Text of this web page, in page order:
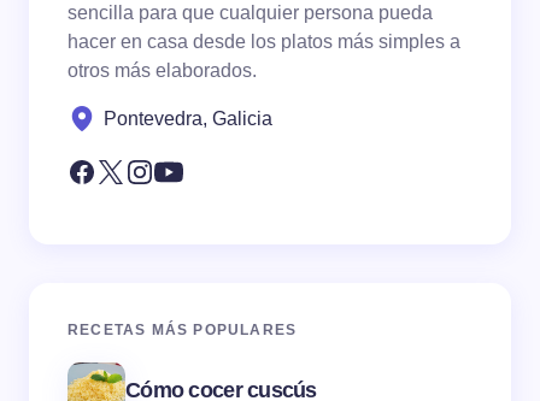
sencilla para que cualquier persona pueda
hacer en casa desde los platos más simples a
otros más elaborados.
Pontevedra, Galicia
RECETAS MÁS POPULARES
Cómo cocer cuscús